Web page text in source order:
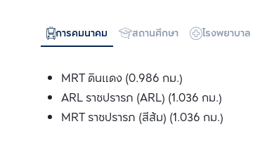
การคมนาคม สถานศึกษา โรงพยาบาล
MRT ดินแดง (0.986 กม.)
ARL ราชปรารภ (ARL) (1.036 กม.)
MRT ราชปรารภ (สีส้ม) (1.036 กม.)